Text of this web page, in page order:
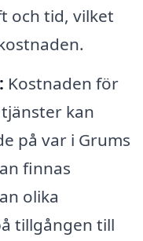
och tid, vilket
Kostnaden för
kan
på var i Grums
finnas
olika
tillgången till